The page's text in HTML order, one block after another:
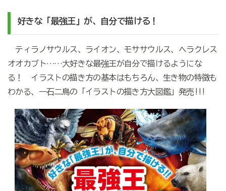
好きな「最強王」が、自分で描ける！
ティラノサウルス、ライオン、モササウルス、ヘラクレス
オオカブト……大好きな最強王が自分で描けるようにな
る！ イラストの描き方の基本はもちろん、生き物の特徴も
わかる、一石二鳥の「イラストの描き方大図鑑」発売!!!